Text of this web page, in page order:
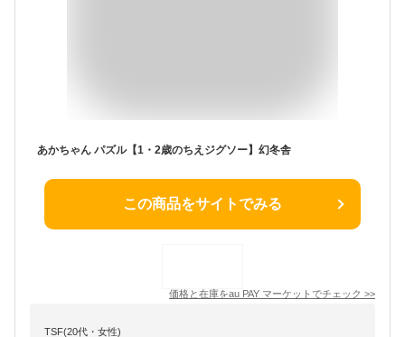
あかちゃん パズル【1・2歳のちえジグソー】幻冬舎
この商品をサイトでみる
価格と在庫をau PAY マーケット でチェック >>
TSF(20代・女性)